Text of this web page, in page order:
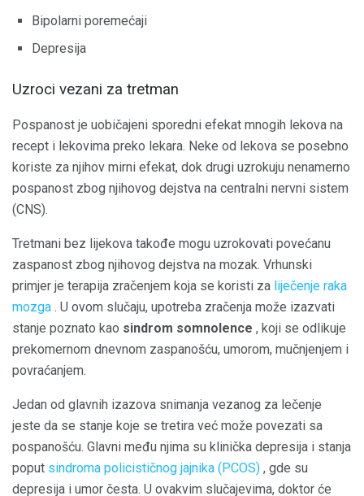
Bipolarni poremećaji
Depresija
Uzroci vezani za tretman
Pospanost je uobičajeni sporedni efekat mnogih lekova na
recept i lekovima preko lekara. Neke od lekova se posebno
koriste za njihov mirni efekat, dok drugi uzrokuju nenamerno
pospanost zbog njihovog dejstva na centralni nervni sistem
(CNS).
Tretmani bez lijekova takođe mogu uzrokovati povećanu
zaspanost zbog njihovog dejstva na mozak. Vrhunski
primjer je terapija zračenjem koja se koristi za liječenje raka
mozga . U ovom slučaju, upotreba zračenja može izazvati
stanje poznato kao sindrom somnolence , koji se odlikuje
prekomernom dnevnom zaspanošću, umorom, mučnjenjem i
povraćanjem.
Jedan od glavnih izazova snimanja vezanog za lečenje
jeste da se stanje koje se tretira već može povezati sa
pospanošću. Glavni među njima su klinička depresija i stanja
poput sindroma policističnog jajnika (PCOS) , gde su
depresija i umor česta. U ovakvim slučajevima, doktor će